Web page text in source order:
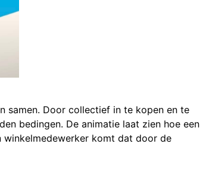
samen. Door collectief in te kopen en te
bedingen. De animatie laat zien hoe een
winkelmedewerker komt dat door de